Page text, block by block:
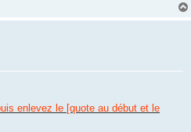
enlevez le [quote au début et le